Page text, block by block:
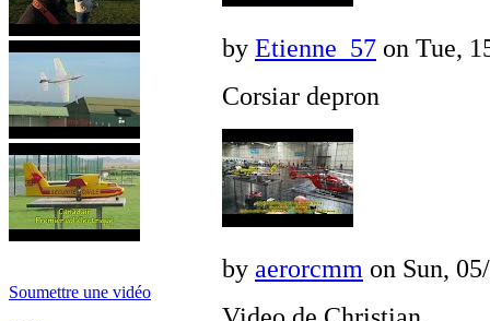
Soumettre une vidéo
by Etienne_57 on Tue,
Corsiar depron
by aerorcmm on Sun,